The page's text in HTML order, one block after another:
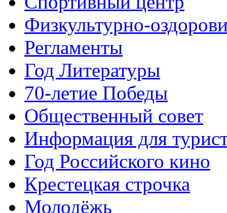
Физкультурно-
Регламенты
Год Литературы
70-летие Победы
Общественный совет
Информация для
Год Российского кино
Крестецкая строчка
Молодёжь